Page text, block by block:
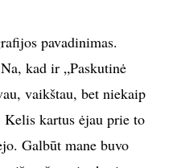
atstovas? Nemanau,
Buvo baras tokiu
nėra. Arba buvo,
tai – mano problema,
gal visą laiką turi būti